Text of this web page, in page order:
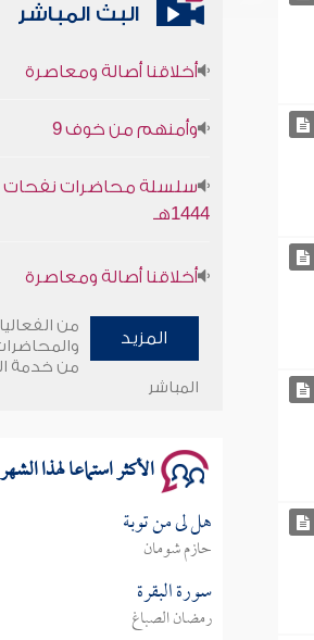
البث المباشر
1444هـ
سلسلة محاضرات نفحات
1444هـ
المزيد
من
من خدمة
المباشر
الأكثر استماعا لهذا الشهر
هل لى من توبة
حازم شومان
سورة البقرة
رمضان الصباغ